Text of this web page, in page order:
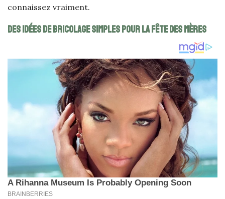
connaissez vraiment.
Des idées de bricolage simples pour la fête des mères